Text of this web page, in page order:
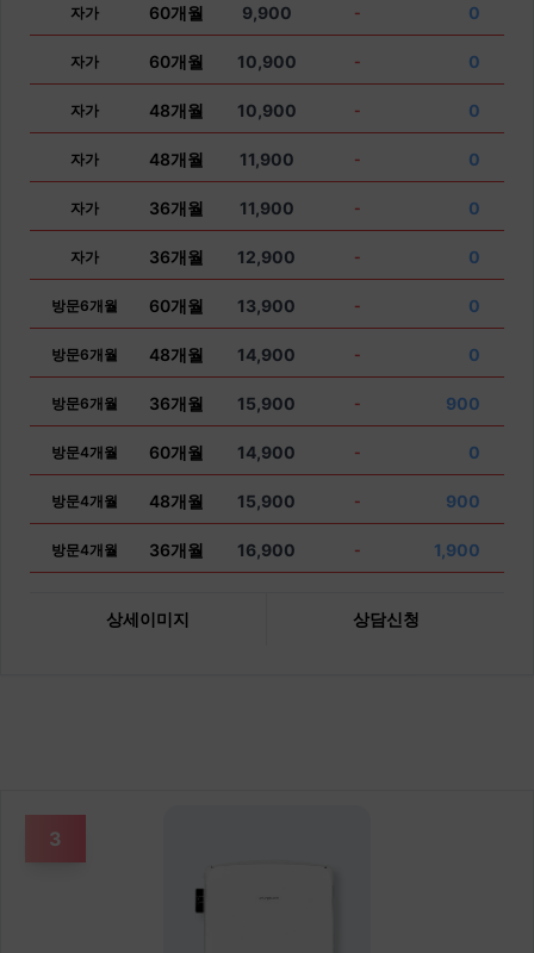
자가 60개월 9,900 - 0
자가 60개월 10,900 - 0
자가 48개월 10,900 - 0
자가 48개월 11,900 - 0
자가 36개월 11,900 - 0
자가 36개월 12,900 - 0
방문6개월 60개월 13,900 - 0
방문6개월 48개월 14,900 - 0
방문6개월 36개월 15,900 - 900
방문4개월 60개월 14,900 - 0
방문4개월 48개월 15,900 - 900
방문4개월 36개월 16,900 - 1,900
상세이미지 상담신청
3